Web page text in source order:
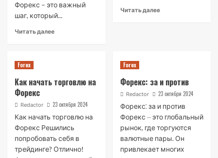
Форекс – это важный
шаг, который...
Читать далее
Читать далее
Forex
Как начать торговлю на
Форекс
Redactor 23 октября 2024
Как начать торговлю на
Форекс Решились
попробовать себя в
трейдинге? Отлично!
Forex
Форекс: за и против
Redactor 23 октября 2024
Форекс⁚ за и против
Форекс ⏤ это глобальный
рынок, где торгуются
валютные пары. Он
привлекает многих